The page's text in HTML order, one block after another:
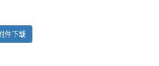
件下载